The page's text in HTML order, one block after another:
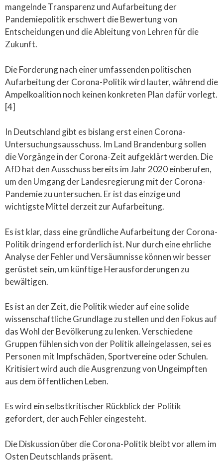
mangelnde Transparenz und Aufarbeitung der
Pandemiepolitik erschwert die Bewertung von
Entscheidungen und die Ableitung von Lehren für die
Zukunft.
Die Forderung nach einer umfassenden politischen
Aufarbeitung der Corona-Politik wird lauter, während die
Ampelkoalition noch keinen konkreten Plan dafür vorlegt.
[4]
In Deutschland gibt es bislang erst einen Corona-
Untersuchungsausschuss. Im Land Brandenburg sollen
die Vorgänge in der Corona-Zeit aufgeklärt werden. Die
AfD hat den Ausschuss bereits im Jahr 2020 einberufen,
um den Umgang der Landesregierung mit der Corona-
Pandemie zu untersuchen. Er ist das einzige und
wichtigste Mittel derzeit zur Aufarbeitung.
Es ist klar, dass eine gründliche Aufarbeitung der Corona-
Politik dringend erforderlich ist. Nur durch eine ehrliche
Analyse der Fehler und Versäumnisse können wir besser
gerüstet sein, um künftige Herausforderungen zu
bewältigen.
Es ist an der Zeit, die Politik wieder auf eine solide
wissenschaftliche Grundlage zu stellen und den Fokus auf
das Wohl der Bevölkerung zu lenken. Verschiedene
Gruppen fühlen sich von der Politik alleingelassen, sei es
Personen mit Impfschäden, Sportvereine oder Schulen.
Kritisiert wird auch die Ausgrenzung von Ungeimpften
aus dem öffentlichen Leben.
Es wird ein selbstkritischer Rückblick der Politik
gefordert, der auch Fehler eingesteht.
Die Diskussion über die Corona-Politik bleibt vor allem im
Osten Deutschlands präsent.